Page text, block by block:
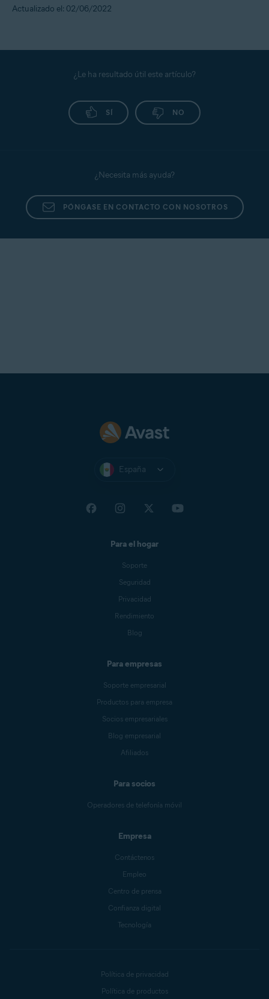
Actualizado el: 02/06/2022
¿Le ha resultado útil este artículo?
SÍ NO
¿Necesita más ayuda?
PÓNGASE EN CONTACTO CON NOSOTROS
España
Para el hogar
Soporte
Seguridad
Privacidad
Rendimiento
Blog
Para empresas
Soporte empresarial
Productos para empresa
Socios empresariales
Blog empresarial
Afiliados
Para socios
Operadores de telefonía móvil
Empresa
Contáctenos
Empleo
Centro de prensa
Confianza digital
Tecnología
Política de privacidad
Política de productos